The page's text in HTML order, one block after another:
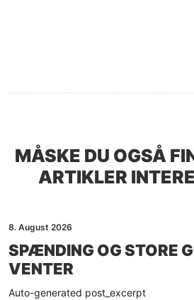
MÅSKE DU OGSÅ
ARTIKLER
8. August 2026
SPÆNDING OG STORE
VENTER
Auto-generated post_excerpt